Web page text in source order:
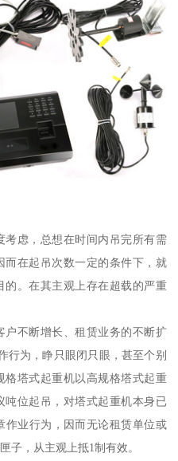
虑，总想在时间内吊完所有需
而在起吊次数一定的条件下，就
。在其主观上存在超载的严重
不断增长、租赁业务的不断扩
行为，睁只眼闭只眼，甚至个别
格塔式起重机以高规格塔式起重
位起吊，对塔式起重机本身已
作业行为，因而无论租赁单位或
子，从主观上抵1制有效。